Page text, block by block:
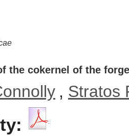
the cokernel of the
, Stratos